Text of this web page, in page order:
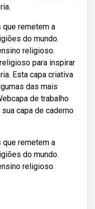
que remetem a
do mundo.
religioso.
para inspirar
Esta capa criativa
das mais
de trabalho
capa de caderno
que remetem a
do mundo.
religioso.